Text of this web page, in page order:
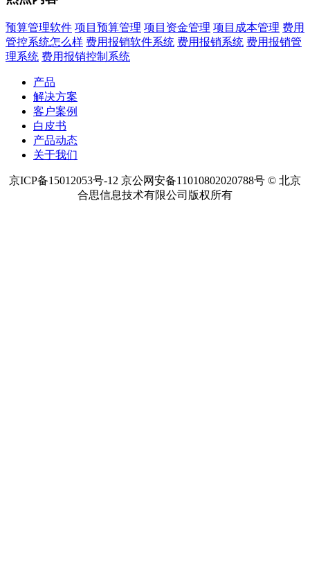
预算管理软件 项目预算管理 项目资金管理 项目成本管理 费用
管控系统怎么样 费用报销软件系统 费用报销系统 费用报销管
理系统 费用报销控制系统
产品
解决方案
客户案例
白皮书
产品动态
关于我们
京ICP备15012053号-12 京公网安备11010802020788号 © 北京
合思信息技术有限公司版权所有